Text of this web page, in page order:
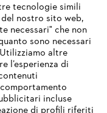
tecnologie simili
nostro sito web,
necessari" che non
sono necessari
altre
l’esperienza di
incluse